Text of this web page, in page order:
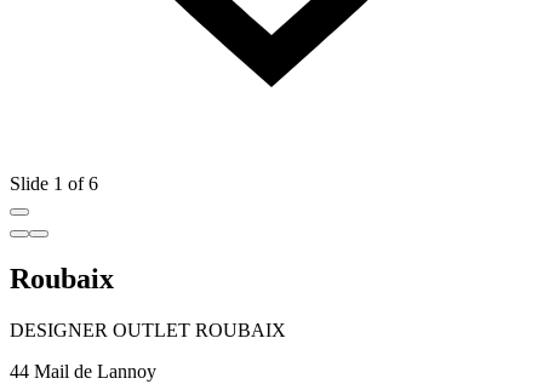
Slide 1 of 6
Roubaix
DESIGNER OUTLET ROUBAIX
44 Mail de Lannoy